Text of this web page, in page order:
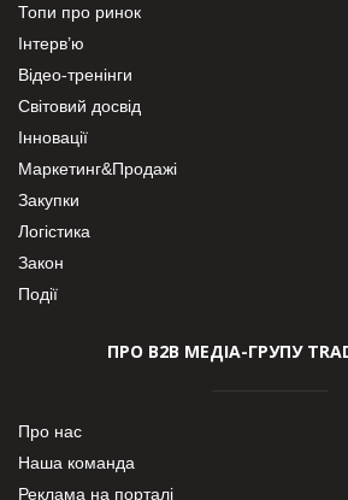
Топи про ринок
Інтерв’ю
Відео-тренінги
Світовий досвід
Інновації
Маркетинг&Продажі
Закупки
Логістика
Закон
Події
ПРО В2В МЕДІА-ГРУПУ
Про нас
Наша команда
Реклама на порталі